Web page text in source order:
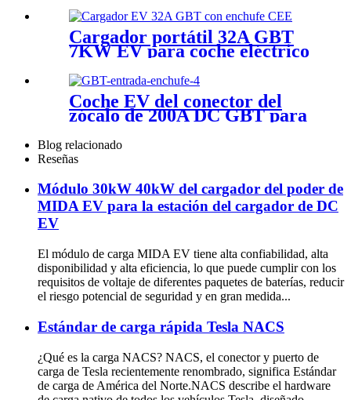
de la eficacia alta 30kW
40KW
Cargador portátil 32A GBT
7KW EV para coche eléctrico
Coche EV del conector del
zócalo de 200A DC GBT para
el zócalo de carga del extremo
GB/T del vehículo
Blog relacionado
Reseñas
Módulo 30kW 40kW del cargador del poder de
MIDA EV para la estación del cargador de DC
EV
El módulo de carga MIDA EV tiene alta confiabilidad, alta
disponibilidad y alta eficiencia, lo que puede cumplir con los
requisitos de voltaje de diferentes paquetes de baterías, reducir
el riesgo potencial de seguridad y en gran medida...
Estándar de carga rápida Tesla NACS
¿Qué es la carga NACS? NACS, el conector y puerto de
carga de Tesla recientemente renombrado, significa Estándar
de carga de América del Norte.NACS describe el hardware